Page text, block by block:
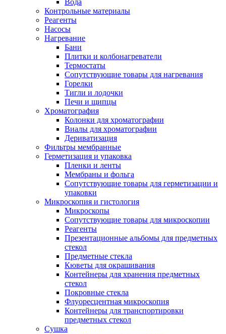
Вода
Контрольные материалы
Реагенты
Насосы
Нагревание
Бани
Плитки и колбонагреватели
Термостаты
Сопутствующие товары для нагревания
Горелки
Тигли и лодочки
Печи и щипцы
Хроматография
Колонки для хроматографии
Виалы для хроматографии
Дериватизация
Фильтры мембранные
Герметизация и упаковка
Пленки и ленты
Мембраны и фольга
Сопутствующие товары для герметизации и
упаковки
Микроскопия и гистология
Микроскопы
Сопутствующие товары для микроскопии
Реагенты
Презентационные альбомы для предметных
стекол
Предметные стекла
Кюветы для окрашивания
Контейнеры для хранения предметных
стекол
Покровные стекла
Флуоресцентная микроскопия
Контейнеры для транспортировки
предметных стекол
Сушка